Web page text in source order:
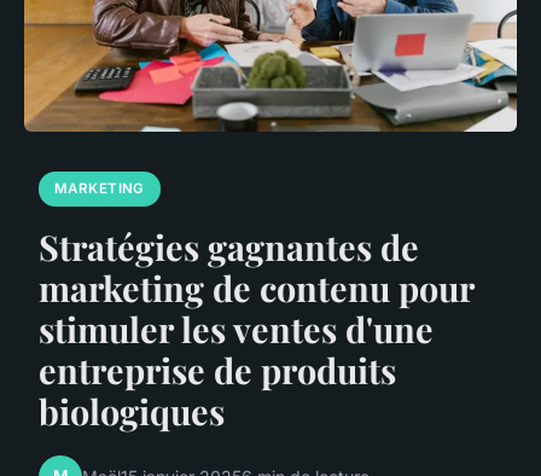
MARKETING
Stratégies gagnantes de
marketing de contenu pour
stimuler les ventes d'une
entreprise de produits
biologiques